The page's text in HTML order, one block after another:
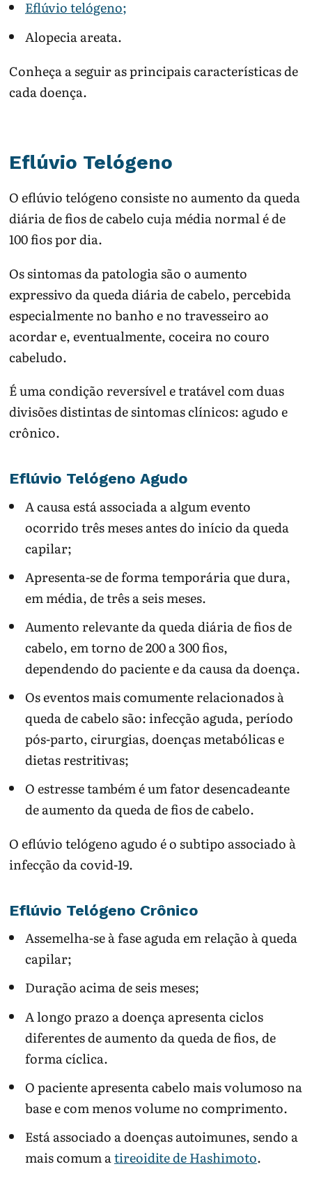
Eflúvio telógeno;
Alopecia areata.
Conheça a seguir as principais características de
cada doença.
Eflúvio Telógeno
O eflúvio telógeno consiste no aumento da queda
diária de fios de cabelo cuja média normal é de
100 fios por dia.
Os sintomas da patologia são o aumento
expressivo da queda diária de cabelo, percebida
especialmente no banho e no travesseiro ao
acordar e, eventualmente, coceira no couro
cabeludo.
É uma condição reversível e tratável com duas
divisões distintas de sintomas clínicos: agudo e
crônico.
Eflúvio Telógeno Agudo
A causa está associada a algum evento
ocorrido três meses antes do início da queda
capilar;
Apresenta-se de forma temporária que dura,
em média, de três a seis meses.
Aumento relevante da queda diária de fios de
cabelo, em torno de 200 a 300 fios,
dependendo do paciente e da causa da doença.
Os eventos mais comumente relacionados à
queda de cabelo são: infecção aguda, período
pós-parto, cirurgias, doenças metabólicas e
dietas restritivas;
O estresse também é um fator desencadeante
de aumento da queda de fios de cabelo.
O eflúvio telógeno agudo é o subtipo associado à
infecção da covid-19.
Eflúvio Telógeno Crônico
Assemelha-se à fase aguda em relação à queda
capilar;
Duração acima de seis meses;
A longo prazo a doença apresenta ciclos
diferentes de aumento da queda de fios, de
forma cíclica.
O paciente apresenta cabelo mais volumoso na
base e com menos volume no comprimento.
Está associado a doenças autoimunes, sendo a
mais comum atireoidite de Hashimoto.